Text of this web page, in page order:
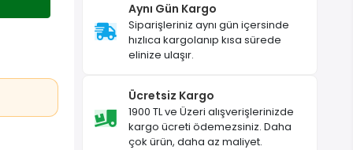
Aynı Gün Kargo
Siparişleriniz aynı gün içersinde
hızlıca kargolanıp kısa sürede
elinize ulaşır.
Ücretsiz Kargo
1900 TL ve Üzeri alışverişlerinizde
kargo ücreti ödemezsiniz. Daha
çok ürün, daha az maliyet.